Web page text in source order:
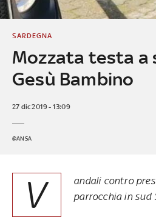
Mozzata testa a
Gesù Bambino
SARDEGNA
27 dic 2019 - 13:09
@ANSA
V
andali contro
parrocchia in sud